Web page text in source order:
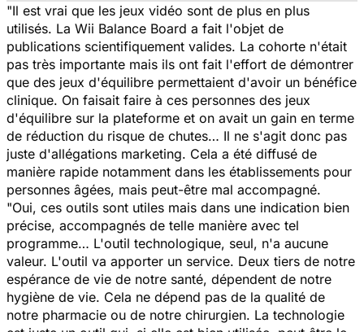
"Il est vrai que les jeux vidéo sont de plus en plus
utilisés. La Wii Balance Board a fait l'objet de
publications scientifiquement valides. La cohorte n'était
pas très importante mais ils ont fait l'effort de démontrer
que des jeux d'équilibre permettaient d'avoir un bénéfice
clinique. On faisait faire à ces personnes des jeux
d'équilibre sur la plateforme et on avait un gain en terme
de réduction du risque de chutes… Il ne s'agit donc pas
juste d'allégations marketing. Cela a été diffusé de
manière rapide notamment dans les établissements pour
personnes âgées, mais peut-être mal accompagné.
"Oui, ces outils sont utiles mais dans une indication bien
précise, accompagnés de telle manière avec tel
programme… L'outil technologique, seul, n'a aucune
valeur. L'outil va apporter un service. Deux tiers de notre
espérance de vie de notre santé, dépendent de notre
hygiène de vie. Cela ne dépend pas de la qualité de
notre pharmacie ou de notre chirurgien. La technologie